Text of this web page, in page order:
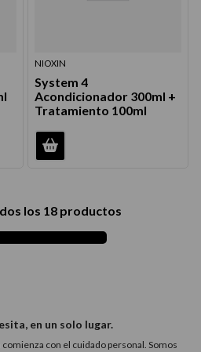
NIOXIN
System 4
Acondicionador 300ml +
Tratamiento 100ml
los 18 productos
en un solo lugar.
con el cuidado personal. Somos